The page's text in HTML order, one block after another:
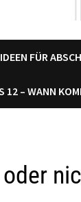
IDEEN FÜR
12 – WANN